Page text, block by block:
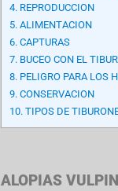
4. REPRODUCCION
5. ALIMENTACION
6. CAPTURAS
7. BUCEO CON EL
8. PELIGRO PARA LOS
9. CONSERVACION
10. TIPOS DE
ALOPIAS